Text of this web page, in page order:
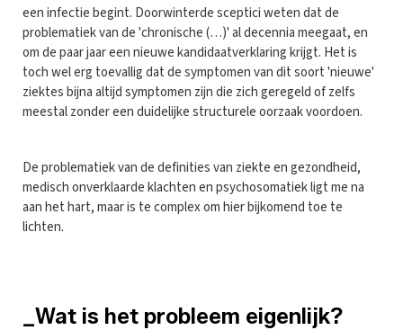
een infectie begint. Doorwinterde sceptici weten dat de
problematiek van de 'chronische (…)' al decennia meegaat, en
om de paar jaar een nieuwe kandidaatverklaring krijgt. Het is
toch wel erg toevallig dat de symptomen van dit soort 'nieuwe'
ziektes bijna altijd symptomen zijn die zich geregeld of zelfs
meestal zonder een duidelijke structurele oorzaak voordoen.
De problematiek van de definities van ziekte en gezondheid,
medisch onverklaarde klachten en psychosomatiek ligt me na
aan het hart, maar is te complex om hier bijkomend toe te
lichten.
_Wat is het probleem eigenlijk?